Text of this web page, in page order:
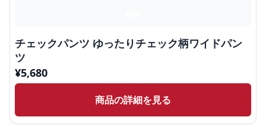
チェックパンツ ゆったりチェック柄ワイドパン
ツ
¥5,680
商品の詳細を見る